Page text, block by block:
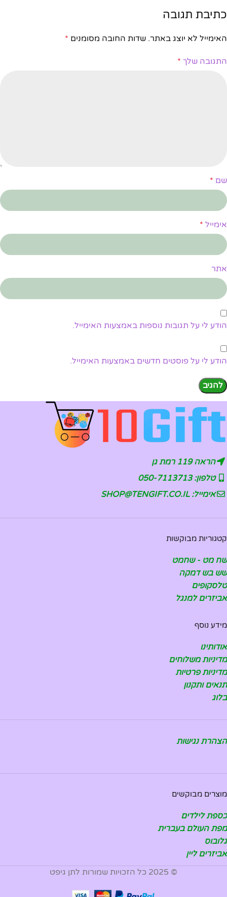
כתיבת תגובה
האימייל לא יוצג באתר. שדות החובה מסומנים *
התגובה שלך *
שם *
אימייל *
אתר
הודע לי על תגובות נוספות באמצעות האימייל.
הודע לי על פוסטים חדשים באמצעות האימייל.
הראה 119 רמת גן
טלפון: 050-7113713
אימייל: SHOP@TENGIFT.CO.IL
קטגוריות מבוקשות
שח מט - שחמט
שש בש דמקה
טלסקופים
אביזרים למנגל
מידע נוסף
אודותינו
מדיניות משלוחים
מדיניות פרטיות
תנאים ותקנון
בלוג
הצהרת נגישות
מוצרים מבוקשים
כספת לילדים
מפת העולם בעברית
גלובוס
אביזרים ליין
© 2025 כל הזכויות שמורות לתן גיפט